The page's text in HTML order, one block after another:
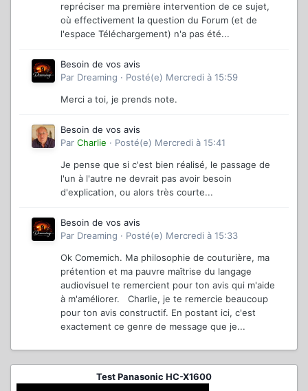
repréciser ma première intervention de ce sujet,
où effectivement la question du Forum (et de
l'espace Téléchargement) n'a pas été...
Besoin de vos avis
Par Dreaming · Posté(e) Mercredi à 15:59
Merci a toi, je prends note.
Besoin de vos avis
Par Charlie · Posté(e) Mercredi à 15:41
Je pense que si c'est bien réalisé, le passage de
l'un à l'autre ne devrait pas avoir besoin
d'explication, ou alors très courte...
Besoin de vos avis
Par Dreaming · Posté(e) Mercredi à 15:33
Ok Comemich. Ma philosophie de couturière, ma
prétention et ma pauvre maîtrise du langage
audiovisuel te remercient pour ton avis qui m'aide
à m'améliorer. Charlie, je te remercie beaucoup
pour ton avis constructif. En postant ici, c'est
exactement ce genre de message que je...
Test Panasonic HC-X1600